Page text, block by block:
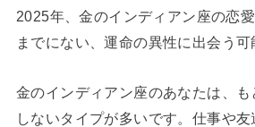
2025年、金のインディアン座の恋
までにない、運命の異性に出会う可
金のインディアン座のあなたは、
しないタイプが多いです。仕事や